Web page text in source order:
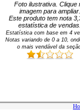
Foto ilustrativa. Clique
imagem para ampliar.
Este produto tem nota
estatística de vendas.
Estatística com base em 4
Notas variando de 0a 10,
o mais vendável da